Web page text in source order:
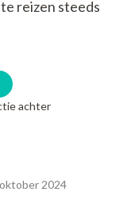
reizen steeds
achterop
Toerisme:
2024